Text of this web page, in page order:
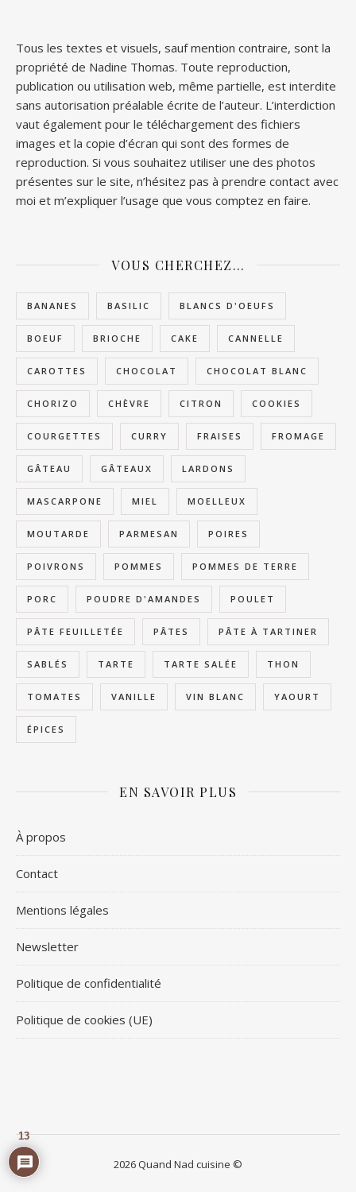
Tous les textes et visuels, sauf mention contraire, sont la
propriété de Nadine Thomas. Toute reproduction,
publication ou utilisation web, même partielle, est interdite
sans autorisation préalable écrite de l’auteur. L’interdiction
vaut également pour le téléchargement des fichiers
images et la copie d’écran qui sont des formes de
reproduction. Si vous souhaitez utiliser une des photos
présentes sur le site, n’hésitez pas à prendre contact avec
moi et m’expliquer l’usage que vous comptez en faire.
VOUS CHERCHEZ…
BANANES BASILIC BLANCS D'OEUFS
BOEUF BRIOCHE CAKE CANNELLE
CAROTTES CHOCOLAT CHOCOLAT BLANC
CHORIZO CHÈVRE CITRON COOKIES
COURGETTES CURRY FRAISES FROMAGE
GÂTEAU GÂTEAUX LARDONS
MASCARPONE MIEL MOELLEUX
MOUTARDE PARMESAN POIRES
POIVRONS POMMES POMMES DE TERRE
PORC POUDRE D'AMANDES POULET
PÂTE FEUILLETÉE PÂTES PÂTE À TARTINER
SABLÉS TARTE TARTE SALÉE THON
TOMATES VANILLE VIN BLANC YAOURT
ÉPICES
EN SAVOIR PLUS
À propos
Contact
Mentions légales
Newsletter
Politique de confidentialité
Politique de cookies (UE)
2026 Quand Nad cuisine ©
13